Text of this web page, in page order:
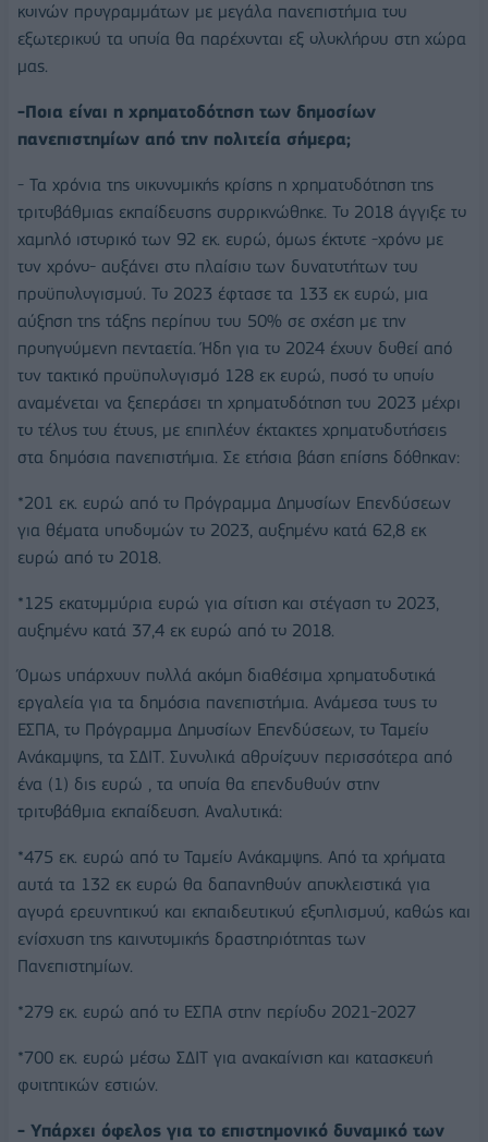
κοινών προγραμμάτων με μεγάλα πανεπιστήμια του
εξωτερικού τα οποία θα παρέχονται εξ ολοκλήρου στη χώρα
μας.
-Ποια είναι η χρηματοδότηση των δημοσίων
πανεπιστημίων από την πολιτεία σήμερα;
- Τα χρόνια της οικονομικής κρίσης η χρηματοδότηση της
τριτοβάθμιας εκπαίδευσης συρρικνώθηκε. Το 2018 άγγιξε το
χαμηλό ιστορικό των 92 εκ. ευρώ, όμως έκτοτε -χρόνο με
τον χρόνο- αυξάνει στο πλαίσιο των δυνατοτήτων του
προϋπολογισμού. Το 2023 έφτασε τα 133 εκ ευρώ, μια
αύξηση της τάξης περίπου του 50% σε σχέση με την
προηγούμενη πενταετία. Ήδη για το 2024 έχουν δοθεί από
τον τακτικό προϋπολογισμό 128 εκ ευρώ, ποσό το οποίο
αναμένεται να ξεπεράσει τη χρηματοδότηση του 2023 μέχρι
το τέλος του έτους, με επιπλέον έκτακτες χρηματοδοτήσεις
στα δημόσια πανεπιστήμια. Σε ετήσια βάση επίσης δόθηκαν:
*201 εκ. ευρώ από το Πρόγραμμα Δημοσίων Επενδύσεων
για θέματα υποδομών το 2023, αυξημένο κατά 62,8 εκ
ευρώ από το 2018.
*125 εκατομμύρια ευρώ για σίτιση και στέγαση το 2023,
αυξημένο κατά 37,4 εκ ευρώ από το 2018.
Όμως υπάρχουν πολλά ακόμη διαθέσιμα χρηματοδοτικά
εργαλεία για τα δημόσια πανεπιστήμια. Ανάμεσα τους το
ΕΣΠΑ, το Πρόγραμμα Δημοσίων Επενδύσεων, το Ταμείο
Ανάκαμψης, τα ΣΔΙΤ. Συνολικά αθροίζουν περισσότερα από
ένα (1) δις ευρώ , τα οποία θα επενδυθούν στην
τριτοβάθμια εκπαίδευση. Αναλυτικά:
*475 εκ. ευρώ από το Ταμείο Ανάκαμψης. Από τα χρήματα
αυτά τα 132 εκ ευρώ θα δαπανηθούν αποκλειστικά για
αγορά ερευνητικού και εκπαιδευτικού εξοπλισμού, καθώς και
ενίσχυση της καινοτομικής δραστηριότητας των
Πανεπιστημίων.
*279 εκ. ευρώ από το ΕΣΠΑ στην περίοδο 2021-2027
*700 εκ. ευρώ μέσω ΣΔΙΤ για ανακαίνιση και κατασκευή
φοιτητικών εστιών.
- Υπάρχει όφελος για το επιστημονικό δυναμικό των